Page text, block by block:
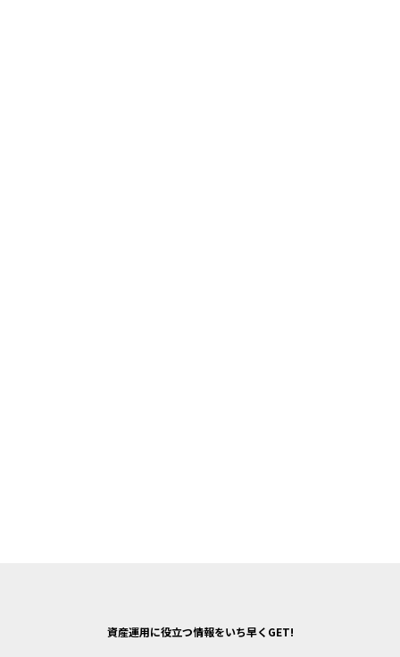
資産運用に役立つ情報をいち早くGET!